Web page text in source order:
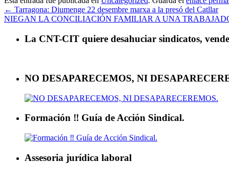
← Tarragona: Diumenge 22 desembre marxa a la presó del Catllar
NIEGAN LA CONCILIACIÓN FAMILIAR A UNA
La CNT-CIT quiere desahuciar sindicatos,
NO DESAPARECEMOS, NI
Formación ‼ Guía de Acción Sindical.
Assesoria jurídica laboral